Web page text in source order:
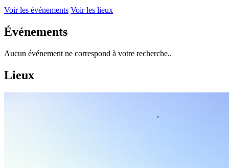
Voir les événements Voir les lieux
Événements
Aucun événement ne correspond à votre recherche..
Lieux